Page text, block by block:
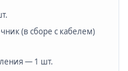
(в сборе с кабелем)
— 1 шт.